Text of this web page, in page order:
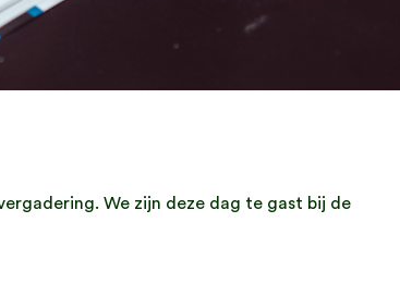
We zijn deze dag te gast bij de